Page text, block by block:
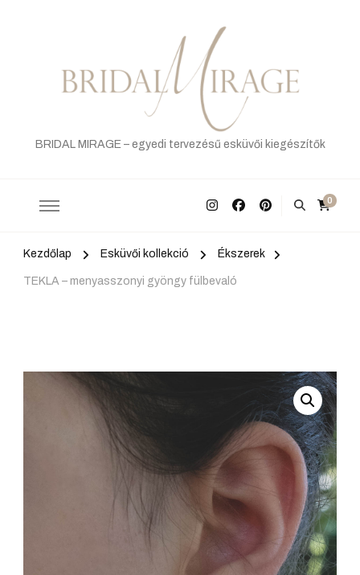
BRIDAL MIRAGE – egyedi tervezésű esküvői kiegészítők
0
Kezdőlap Esküvői kollekció Ékszerek
TEKLA – menyasszonyi gyöngy fülbevaló